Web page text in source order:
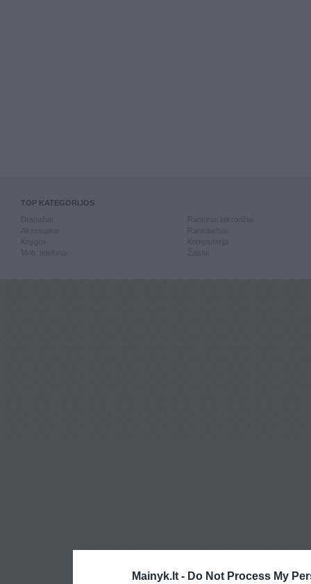
Mainyk.lt - Do Not Process My
TOP KATEGORIJOS
Knygos
Mob. telefonai
Kompiuterija
Žaislai